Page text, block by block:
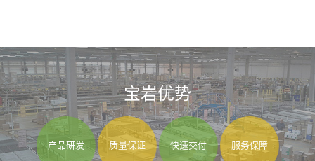
宝岩优势
产品研发 质量保证 快速交付 服务保障